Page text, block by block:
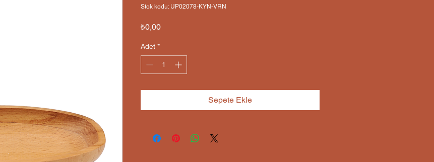
Stok kodu: UP02078-KYN-VRN
₺0,00Fiyat
Adet *
Sepete Ekle